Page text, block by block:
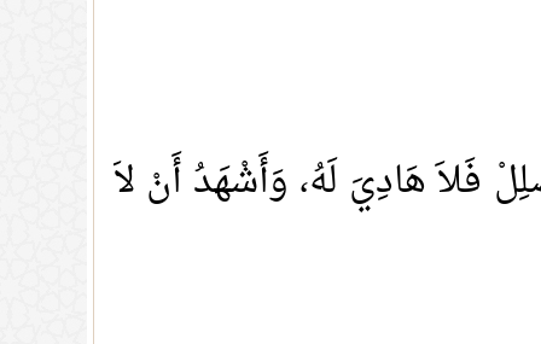
فَلاَ هَادِيَ لَهُ، وَأَشْهَدُ أَنْ لاَ